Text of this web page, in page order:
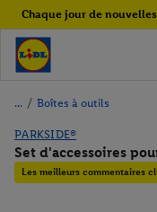
Chaque jour de
/ Boîtes à outils
PARKSIDE®
Set d'accessoires
Les meilleurs commentaires